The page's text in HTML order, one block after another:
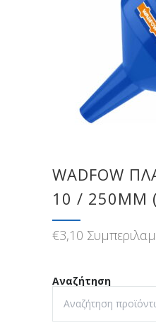
WADFOW
10 / 250MM
€3,10
Αναζήτηση